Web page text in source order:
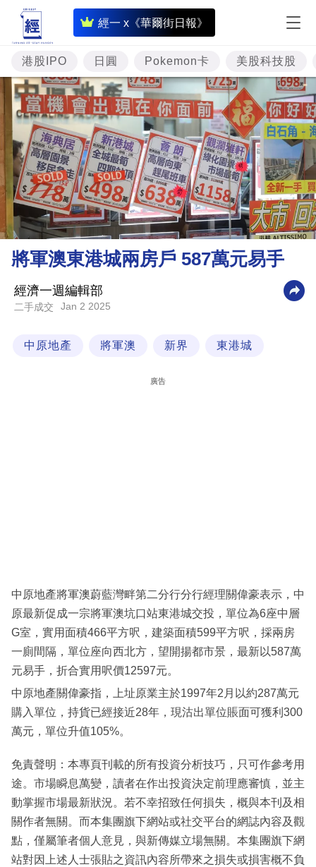
經一 x《華爾街日報》
即
時
財
經
專
題
投
資
樓
市
理
財
商
業
閱
專
區
港股IPO 日圓 Pokemon卡 美股科技股
將軍澳東港城兩房戶 587萬元易手
經濟一週編輯部
二手成交 Jan 2 2025
中原地產 將軍澳 新界 東港城
廣告
中原地產將軍澳蔚藍灣畔第二分行分行經理關偉豪表示，中
原最新促成一宗將軍澳坑口站東港城交投，單位為6座中層
G室，實用面積466平方呎，建築面積599平方呎，採兩房
一廁間隔，單位座向西北方，望開揚都市景，最新以587萬
元易手，折合實用呎價12597元。
中原地產關偉豪指，上址原業主於1997年2月以約287萬元
購入單位，持貨已經接近28年，現沽出單位賬面可獲利300
萬元，單位升值105%。
免責聲明：本專頁刊載的所有投資分析技巧，只可作參考用
途。市場瞬息萬變，讀者在作出投資決定前理應審慎，並主
動掌握市場最新狀況。若不幸招致任何損失，概與本刊及相
關作者無關。而本集團旗下網站或社交平台的網誌內容及觀
點，僅屬筆者個人意見，與新傳媒立場無關。本集團旗下網
站對因上述人士張貼之資訊內容所帶來之損失或損害概不負